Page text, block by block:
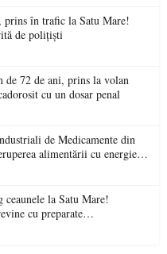
în trafic la Satu Mare!
de polițiști
72 de ani, prins la volan
cu un dosar penal
de Medicamente din
alimentării cu energie
va pune în pericol
cu preparate
de renume